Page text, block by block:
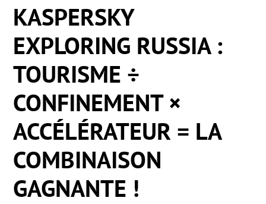
KASPERSKY
EXPLORING RUSSIA :
TOURISME ÷
CONFINEMENT ×
ACCÉLÉRATEUR = LA
COMBINAISON
GAGNANTE !